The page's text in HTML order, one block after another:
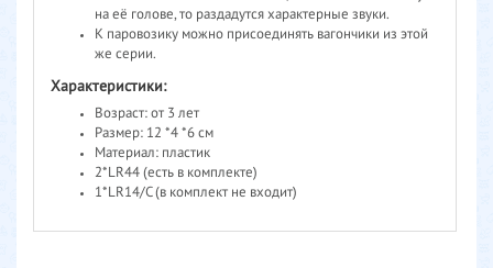
на её голове, то раздадутся характерные звуки.
К паровозику можно присоединять вагончики из этой
же серии.
Характеристики:
Возраст: от 3 лет
Размер: 12 *4 *6 см
Материал: пластик
2*LR44 (есть в комплекте)
1*LR14/C (в комплект не входит)